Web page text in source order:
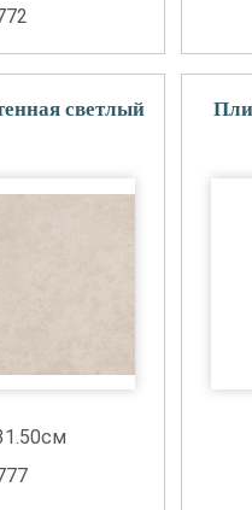
светлый